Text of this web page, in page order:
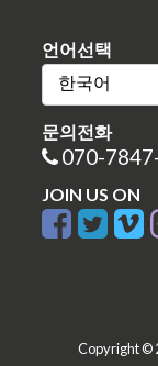
언어선택
문의전화
070-
JOIN US ON
Copyright ©